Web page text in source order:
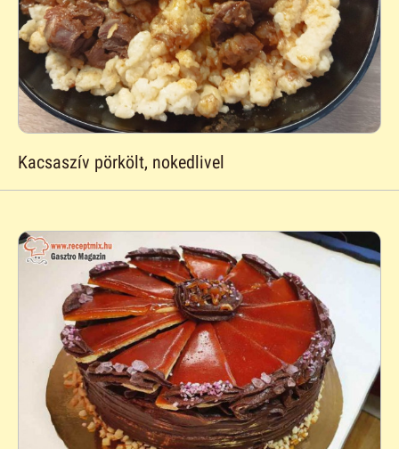
Kacsaszív pörkölt, nokedlivel